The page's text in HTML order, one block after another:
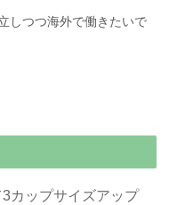
しつつ海外で働きたいで
カップサイズアップ